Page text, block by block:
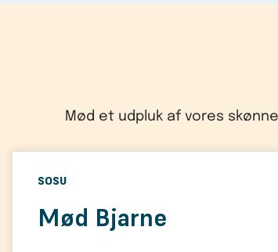
Mød et udpluk af vores
SOSU
Mød Bjarne